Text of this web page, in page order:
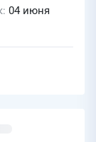
04 июня